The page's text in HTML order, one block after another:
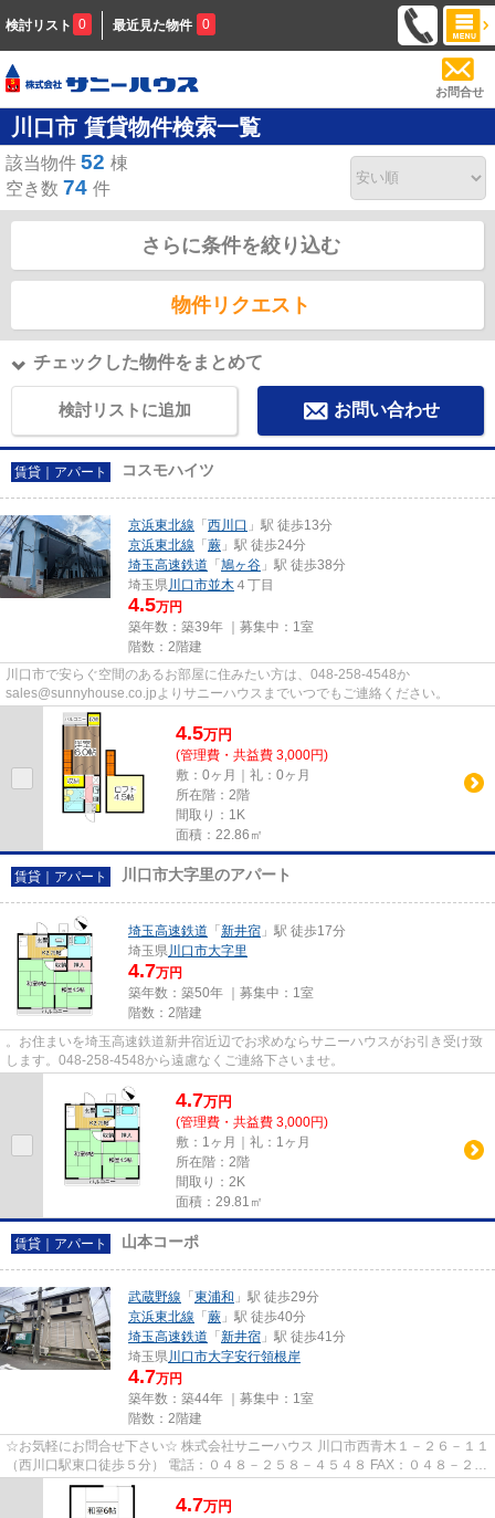
検討リスト 0 最近見た物件 0
お問合せ
川口市 賃貸物件検索一覧
該当物件 52 棟
空き数 74 件
さらに条件を絞り込む
物件リクエスト
チェックした物件をまとめて
検討リストに追加 お問い合わせ
賃貸｜アパート コスモハイツ
京浜東北線 「 西川口 」駅 徒歩13分
京浜東北線 「 蕨 」駅 徒歩24分
埼玉高速鉄道 「 鳩ヶ谷 」駅 徒歩38分
埼玉県川口市並木 ４丁目
4.5万円
築年数：築39年 ｜募集中： 1室
階数：2階建
川口市で安らぐ空間のあるお部屋に住みたい方は、048-258-4548か
sales@sunnyhouse.co.jpよりサニーハウスまでいつでもご連絡ください。
4.5万円
(管理費・共益費 3,000円)
敷：0ヶ月｜礼：0ヶ月
所在階：2階
間取り：1K
面積：22.86㎡
賃貸｜アパート 川口市大字里のアパート
埼玉高速鉄道 「 新井宿 」駅 徒歩17分
埼玉県川口市大字里
4.7万円
築年数：築50年 ｜募集中： 1室
階数：2階建
。お住まいを埼玉高速鉄道新井宿近辺でお求めならサニーハウスがお引き受け致
します。048-258-4548から遠慮なくご連絡下さいませ。
4.7万円
(管理費・共益費 3,000円)
敷：1ヶ月｜礼：1ヶ月
所在階：2階
間取り：2K
面積：29.81㎡
賃貸｜アパート 山本コーポ
武蔵野線 「 東浦和 」駅 徒歩29分
京浜東北線 「 蕨 」駅 徒歩40分
埼玉高速鉄道 「 新井宿 」駅 徒歩41分
埼玉県川口市大字安行領根岸
4.7万円
築年数：築44年 ｜募集中： 1室
階数：2階建
☆お気軽にお問合せ下さい☆ 株式会社サニーハウス 川口市西青木１－２６－１１
（西川口駅東口徒歩５分） 電話：０４８－２５８－４５４８ FAX：０４８－２５
８－４５２８ MAIL：sales@s...
4.7万円